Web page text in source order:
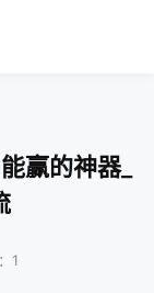
赢的神器_
1